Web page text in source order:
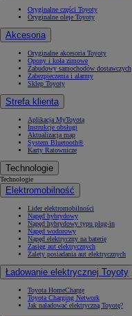
Oryginalne części Toyoty
Oryginalne oleje Toyoty
Akcesoria
Oryginalne akcesoria Toyoty
Opony i koła zimowe
Zabudowy samochodów dostawczych
Zabezpieczenia i alarmy
Sklep Toyoty
Strefa klienta
Aplikacja MyToyota
Instrukcje obsługi
Aktualizacja map
System Bluetooth®
Karty Ratownicze
Technologie
Technologie
Elektromobilność
Lider elektromobilności
Napęd hybrydowy
Napęd hybrydowy typu plug-in
Napęd wodorowy
Napęd elektryczny na baterię
Zasięg aut elektrycznych
Zalety posiadania aut elektrycznych
Ładowanie elektrycznej Toyoty
Toyota HomeCharge
Toyota Charging Network
Jak naładować elektryczną Toyotę?